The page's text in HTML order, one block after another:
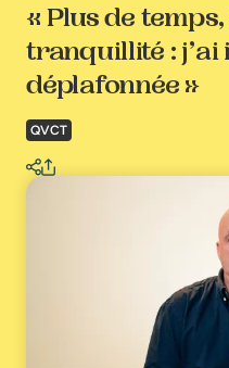
« Plus de
tranquillité : j’ai
déplafonnée »
QVCT